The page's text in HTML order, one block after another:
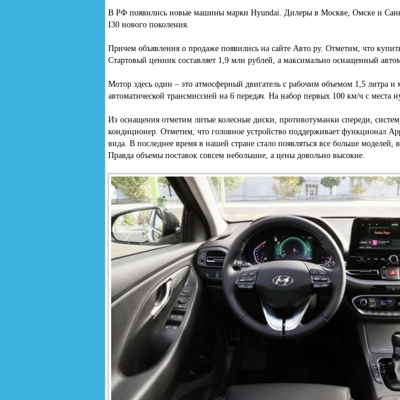
В РФ появились новые машины марки Hyundai. Дилеры в Москве, Омске и
I30 нового поколения.
Причем объявления о продаже появились на сайте Авто.ру. Отметим, что
Стартовый ценник составляет 1,9 млн рублей, а максимально оснащенный
Мотор здесь один – это атмосферный двигатель с рабочим объемом 1,5 литра и
автоматической трансмиссией на 6 передач. На набор первых 100 км/ч с места
Из оснащения отметим литые колесные диски, противотуманки спереди,
кондиционер. Отметим, что головное устройство поддерживает функционал
вида. В последнее время в нашей стране стало появляться все больше
Правда объемы поставок совсем небольшие, а цены довольно высокие.